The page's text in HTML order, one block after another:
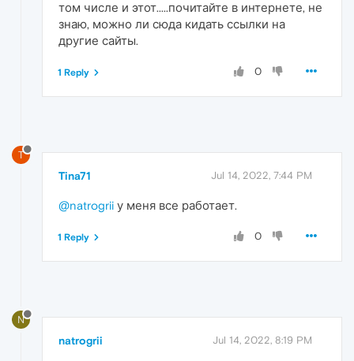
том числе и этот.....почитайте в интернете, не
знаю, можно ли сюда кидать ссылки на
другие сайты.
0
1 Reply
T
Tina71 Jul 14, 2022, 7:44 PM
@natrogrii у меня все работает.
0
1 Reply
N
natrogrii Jul 14, 2022, 8:19 PM